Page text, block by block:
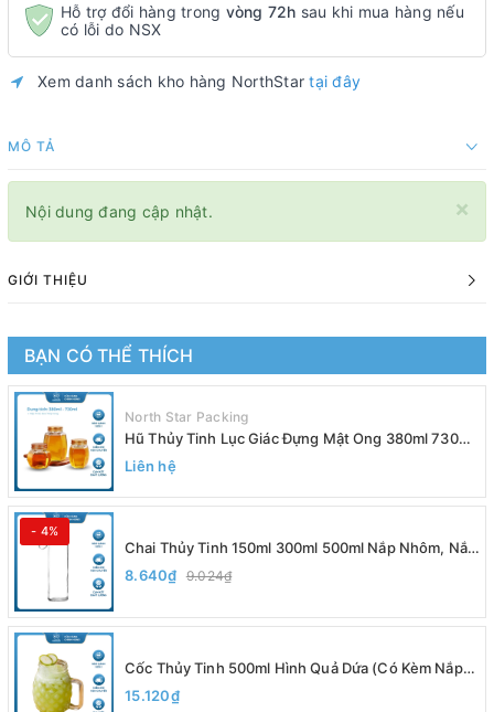
Hỗ trợ đổi hàng trong vòng 72h sau khi mua hàng nếu
có lỗi do NSX
Xem danh sách kho hàng NorthStartại đây
MÔ TẢ
×
Nội dung đang cập nhật.
GIỚI THIỆU
BẠN CÓ THỂ THÍCH
North Star Packing
Hũ Thủy Tinh Lục Giác Đựng Mật Ong 380ml 730ml
Nắp Vàng, Đựng Yến Chưng, Trà, Siro - North Star
Packing
Liên hệ
- 4%
Chai Thủy Tinh 150ml 300ml 500ml Nắp Nhôm, Nắp
Inox Có Dây Xách, Đựng Nước Ép, Sinh Tố, Detox,
Nắp Nhựa Bọc Kim Loại Chắc Chắn - North Star
8.640₫ 9.024₫
Cốc Thủy Tinh 500ml Hình Quả Dứa (Có Kèm Nắp),
Ly Quai Thủy Tinh Cao Cấp - North Star Packing
15.120₫